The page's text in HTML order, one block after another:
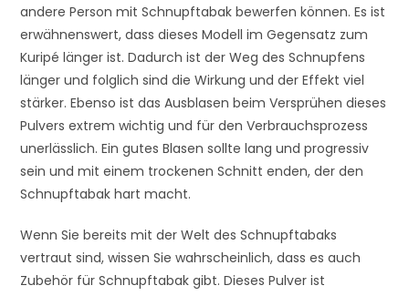
andere Person mit Schnupftabak bewerfen können. Es ist
erwähnenswert, dass dieses Modell im Gegensatz zum
Kuripé länger ist. Dadurch ist der Weg des Schnupfens
länger und folglich sind die Wirkung und der Effekt viel
stärker. Ebenso ist das Ausblasen beim Versprühen dieses
Pulvers extrem wichtig und für den Verbrauchsprozess
unerlässlich. Ein gutes Blasen sollte lang und progressiv
sein und mit einem trockenen Schnitt enden, der den
Schnupftabak hart macht.
Wenn Sie bereits mit der Welt des Schnupftabaks
vertraut sind, wissen Sie wahrscheinlich, dass es auch
Zubehör für Schnupftabak gibt. Dieses Pulver ist